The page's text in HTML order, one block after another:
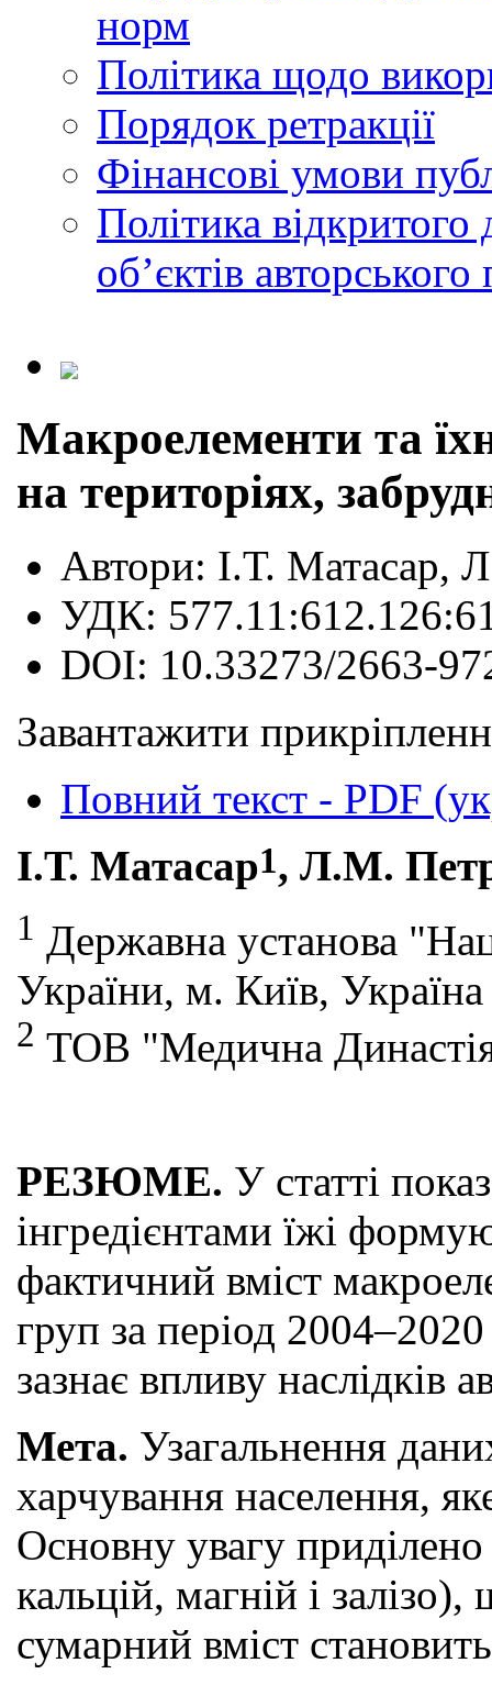
норм
Політика щодо
Порядок ретракції
Фінансові умови
Політика
обʼєктів авторського
Макроелементи та
на територіях,
Автори: І.Т. Матасар,
УДК:
DOI: 10.33273/2663-
Завантажити
Повний текст - PDF
І.Т. Матасар1, Л.М.
1 Державна установа
України, м. Київ, Україна
2 ТОВ "Медична
РЕЗЮМЕ. У статті
інгредієнтами їжі
фактичний вміст
груп за період
зазнає впливу наслідків
Метa. Узагальнення
харчування населення,
Основну увагу
кальцій, магній і
сумарний вміст